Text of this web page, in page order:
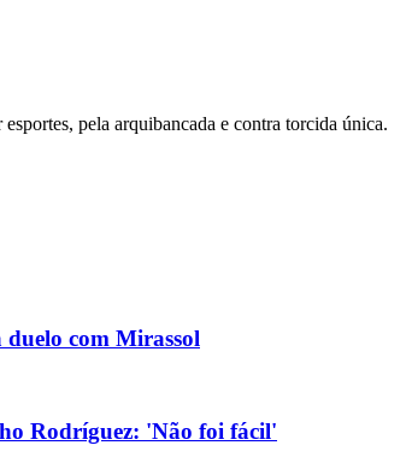
pela arquibancada e contra torcida única.
com Mirassol
Rodríguez: 'Não foi fácil'